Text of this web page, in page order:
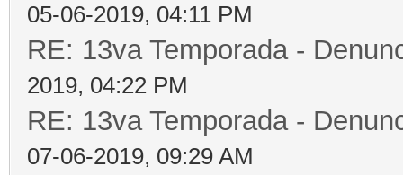
05-06-2019, 04:11 PM
RE: 13va Temporada -
2019, 04:22 PM
RE: 13va Temporada -
07-06-2019, 09:29 AM